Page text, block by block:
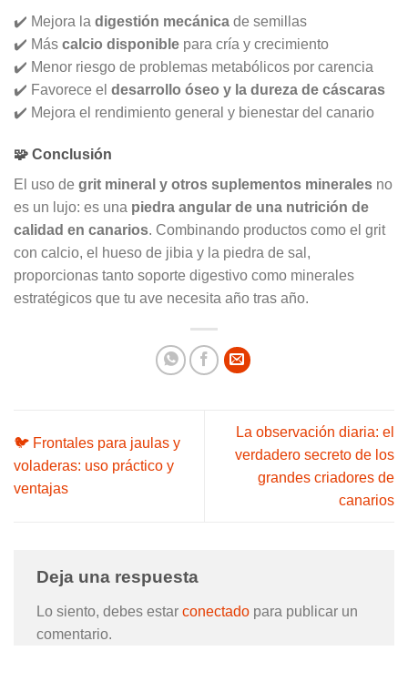
✔️ Mejora la digestión mecánica de semillas
✔️ Más calcio disponible para cría y crecimiento
✔️ Menor riesgo de problemas metabólicos por carencia
✔️ Favorece el desarrollo óseo y la dureza de cáscaras
✔️ Mejora el rendimiento general y bienestar del canario
🧩 Conclusión
El uso de grit mineral y otros suplementos minerales no
es un lujo: es una piedra angular de una nutrición de
calidad en canarios. Combinando productos como el grit
con calcio, el hueso de jibia y la piedra de sal,
proporcionas tanto soporte digestivo como minerales
estratégicos que tu ave necesita año tras año.
🐦 Frontales para jaulas y
voladeras: uso práctico y
ventajas
La observación diaria: el
verdadero secreto de los
grandes criadores de
canarios
Deja una respuesta
Lo siento, debes estar conectado para publicar un
comentario.